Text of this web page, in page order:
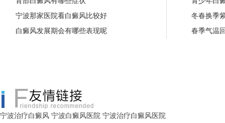
宁波那家医院看白癜风比较好
白癜风发展期会有哪些表现呢
冬春换季
春季气温
宁波治疗白癜风 宁波白癜风医院 宁波治疗白癜风医院